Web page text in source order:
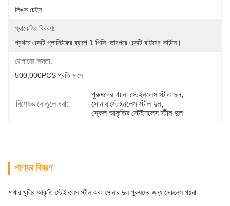
লিঙ্ক চেইন
প্যাকেজিং বিবরণ:
প্রথমে একটি প্লাস্টিকের ব্যাগে 1 পিসি, তারপরে একটি বাইরের কার্টনে।
যোগানের ক্ষমতা:
500,000PCS প্রতি মাসে
বিশেষভাবে তুলে ধরা:
পুরুষদের গয়না স্টেইনলেস স্টীল দুল,
সোনার স্টেইনলেস স্টীল দুল,
স্কেল আকৃতির স্টেইনলেস স্টীল দুল
পণ্যের বিবরণ
মাথার খুলির আকৃতি স্টেইনলেস স্টীল এবং সোনার দুল পুরুষদের জন্য নেকলেস গয়না